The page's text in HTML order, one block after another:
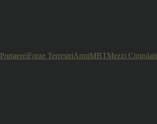
PortaereiForze TerrestriArmiMBTMezzi Cingolati